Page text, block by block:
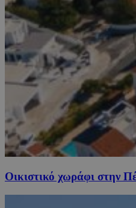
Οικιστικό χωράφι στην